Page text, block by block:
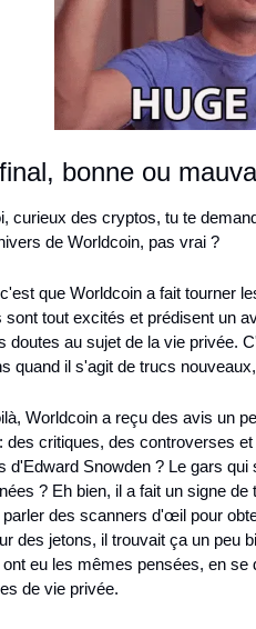
bonne ou
curieux des cryptos, tu te
de Worldcoin, pas vrai ?
que Worldcoin a fait tourner
sont tout excités et prédisent un
doutes au sujet de la vie privée.
quand il s'agit de trucs
Worldcoin a reçu des avis un
des critiques, des controverses
d'Edward Snowden ? Le gars
? Eh bien, il a fait un signe
parler des scanners d'œil pour
des jetons, il trouvait ça un peu
eu les mêmes pensées, en se
de vie privée.